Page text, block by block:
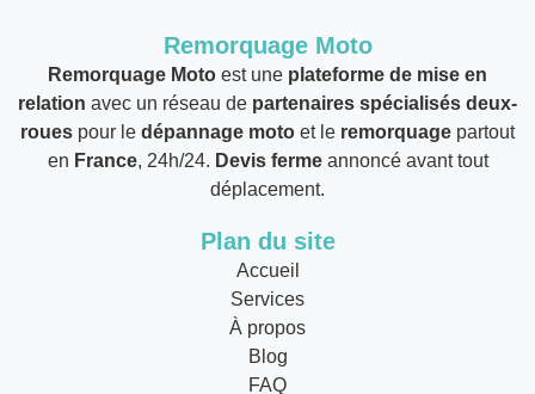
Remorquage Moto
Remorquage Moto est une plateforme de mise en
relation avec un réseau de partenaires spécialisés deux-
roues pour le dépannage moto et le remorquage partout
en France, 24h/24. Devis fermeannoncé avant tout
déplacement.
Plan du site
Accueil
Services
À propos
Blog
FAQ